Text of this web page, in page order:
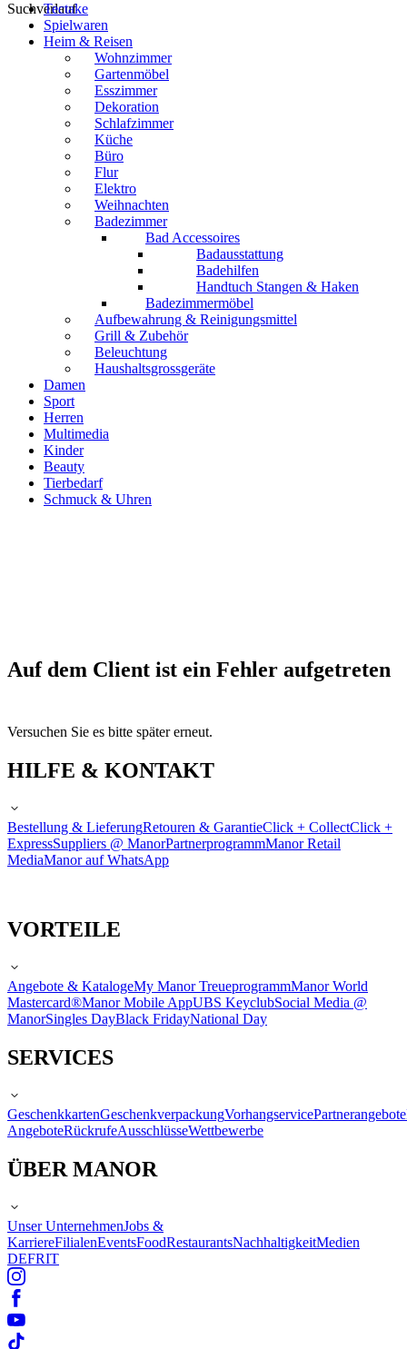
Suchverlauf
Tectake
Spielwaren
Heim & Reisen
Wohnzimmer
Gartenmöbel
Esszimmer
Dekoration
Schlafzimmer
Küche
Büro
Flur
Elektro
Weihnachten
Badezimmer
Bad Accessoires
Badausstattung
Badehilfen
Handtuch Stangen & Haken
Badezimmermöbel
Aufbewahrung & Reinigungsmittel
Grill & Zubehör
Beleuchtung
Haushaltsgrossgeräte
Damen
Sport
Herren
Multimedia
Kinder
Beauty
Tierbedarf
Schmuck & Uhren
Auf dem Client ist ein Fehler aufgetreten
Versuchen Sie es bitte später erneut.
HILFE & KONTAKT
Bestellung & LieferungRetouren & GarantieClick + CollectClick +
ExpressSuppliers @ ManorPartnerprogrammManor Retail
MediaManor auf WhatsApp
VORTEILE
Angebote & KatalogeMy Manor TreueprogrammManor World
Mastercard®Manor Mobile AppUBS KeyclubSocial Media @
ManorSingles DayBlack FridayNational Day
SERVICES
GeschenkkartenGeschenkverpackungVorhangservicePartnerangebote
AngeboteRückrufeAusschlüsseWettbewerbe
ÜBER MANOR
Unser UnternehmenJobs &
KarriereFilialenEventsFoodRestaurantsNachhaltigkeitMedien
DEFRIT